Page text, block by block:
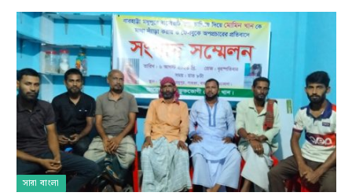
সারা বাংলা